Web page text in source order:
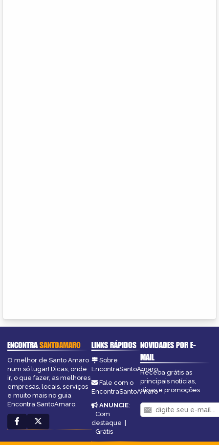
ENCONTRASANTOAMARO
O melhor de Santo Amaro
num só lugar! Dicas, onde
ir, o que fazer, as melhores
empresas, locais, serviços
e muito mais no guia
Encontra SantoAmaro.
LINKS RÁPIDOS
Sobre
EncontraSantoAmaro
Fale com o
EncontraSantoAmaro
ANUNCIE:
Com
destaque
Grátis
NOVIDADES POR E-
MAIL
Receba grátis as
principais notícias,
dicas e promoções